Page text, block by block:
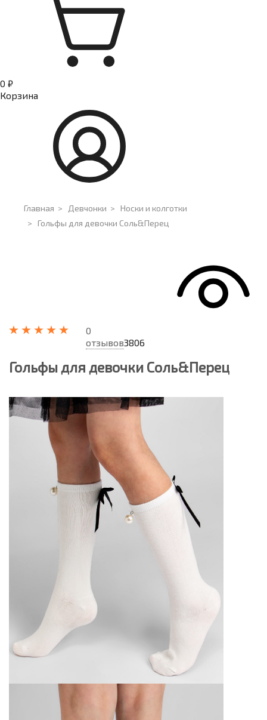
0 ₽
Корзина
Главная > Девчонки > Носки и колготки
> Гольфы для девочки Соль&Перец
0
отзывов3806
Гольфы для девочки Соль&Перец